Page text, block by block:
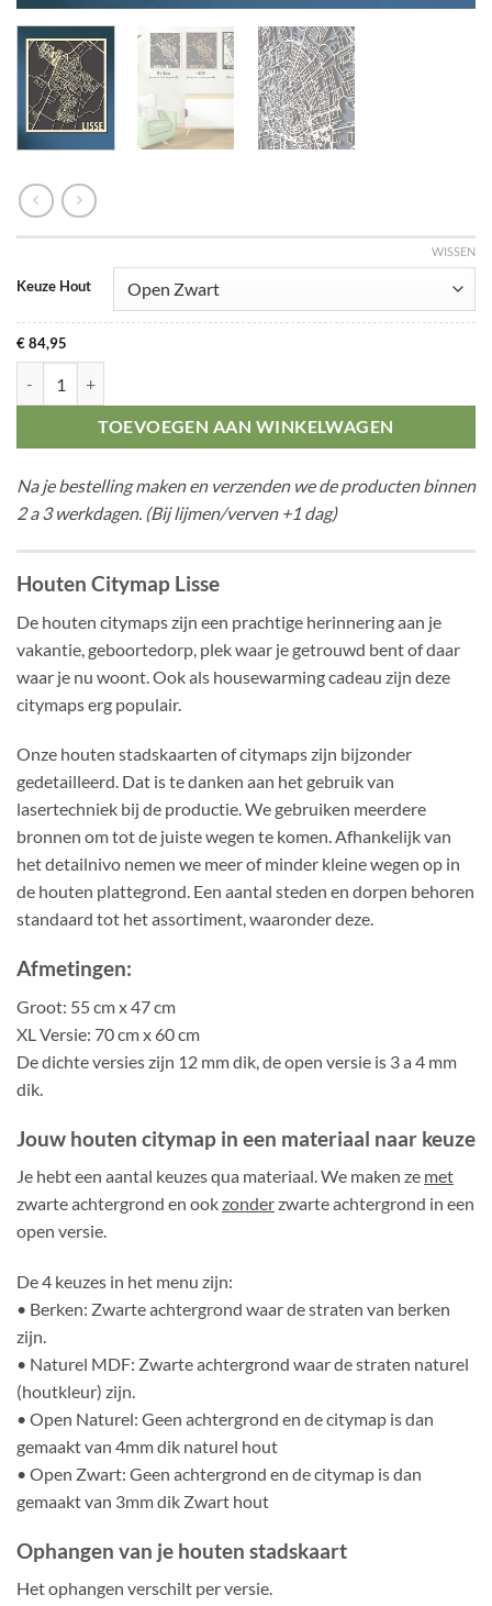
Keuze Hout
WISSEN
€84,95
TOEVOEGEN AAN WINKELWAGEN
Na je bestelling maken en verzenden we de producten binnen
2 a 3 werkdagen. (Bij lijmen/verven +1 dag)
Houten Citymap Lisse
De houten citymaps zijn een prachtige herinnering aan je
vakantie, geboortedorp, plek waar je getrouwd bent of daar
waar je nu woont. Ook als housewarming cadeau zijn deze
citymaps erg populair.
Onze houten stadskaarten of citymaps zijn bijzonder
gedetailleerd. Dat is te danken aan het gebruik van
lasertechniek bij de productie. We gebruiken meerdere
bronnen om tot de juiste wegen te komen. Afhankelijk van
het detailnivo nemen we meer of minder kleine wegen op in
de houten plattegrond. Een aantal steden en dorpen behoren
standaard tot het assortiment, waaronder deze.
Afmetingen:
Groot: 55 cm x 47 cm
XL Versie: 70 cm x 60 cm
De dichte versies zijn 12 mm dik, de open versie is 3 a 4 mm
dik.
Jouw houten citymap in een materiaal naar keuze
Je hebt een aantal keuzes qua materiaal. We maken ze met
zwarte achtergrond en ookzonderzwarte achtergrond in een
open versie.
De 4 keuzes in het menu zijn:
• Berken: Zwarte achtergrond waar de straten van berken
zijn.
• Naturel MDF: Zwarte achtergrond waar de straten naturel
(houtkleur) zijn.
• Open Naturel: Geen achtergrond en de citymap is dan
gemaakt van 4mm dik naturel hout
• Open Zwart: Geen achtergrond en de citymap is dan
gemaakt van 3mm dik Zwart hout
Ophangen van je houten stadskaart
Het ophangen verschilt per versie.